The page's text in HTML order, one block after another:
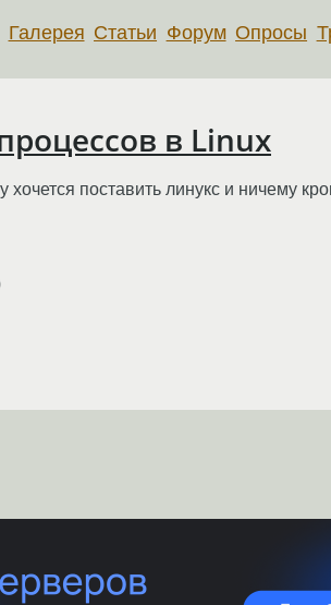
Галерея Статьи Форум Опросы
в Linux
поставить линукс и ничему